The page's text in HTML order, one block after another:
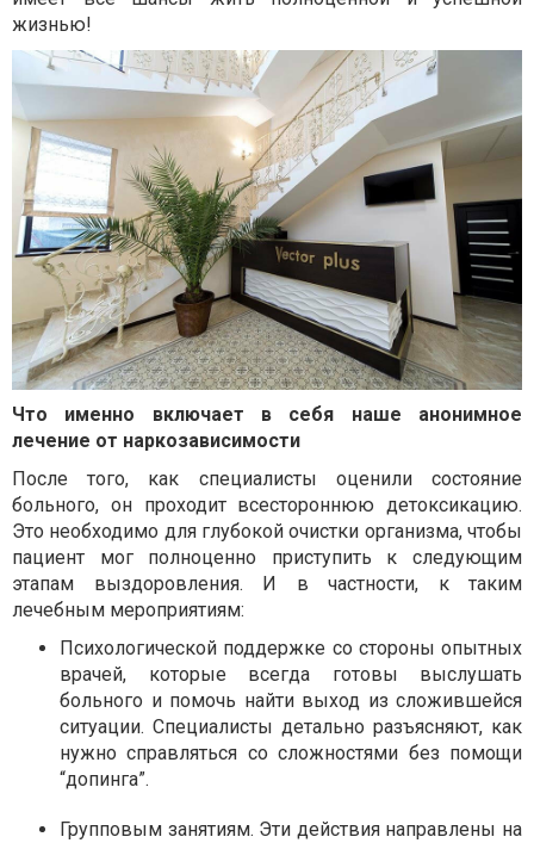
жизнью!
Что именно включает в себя наше анонимное
лечение от наркозависимости
После того, как специалисты оценили состояние
больного, он проходит всестороннюю детоксикацию.
Это необходимо для глубокой очистки организма, чтобы
пациент мог полноценно приступить к следующим
этапам выздоровления. И в частности, к таким
лечебным мероприятиям:
Психологической поддержке со стороны опытных
врачей, которые всегда готовы выслушать
больного и помочь найти выход из сложившейся
ситуации. Специалисты детально разъясняют, как
нужно справляться со сложностями без помощи
“допинга”.
Групповым занятиям. Эти действия направлены на